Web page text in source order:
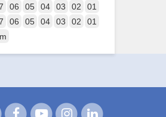
06 05 04 03 02 01
06 05 04 03 02
01